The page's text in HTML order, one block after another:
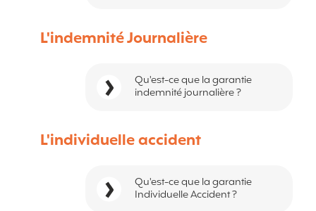
L'indemnité Journalière
Qu'est-ce que la garantie
indemnité journalière ?
L'individuelle accident
Qu'est-ce que la garantie
Individuelle Accident ?